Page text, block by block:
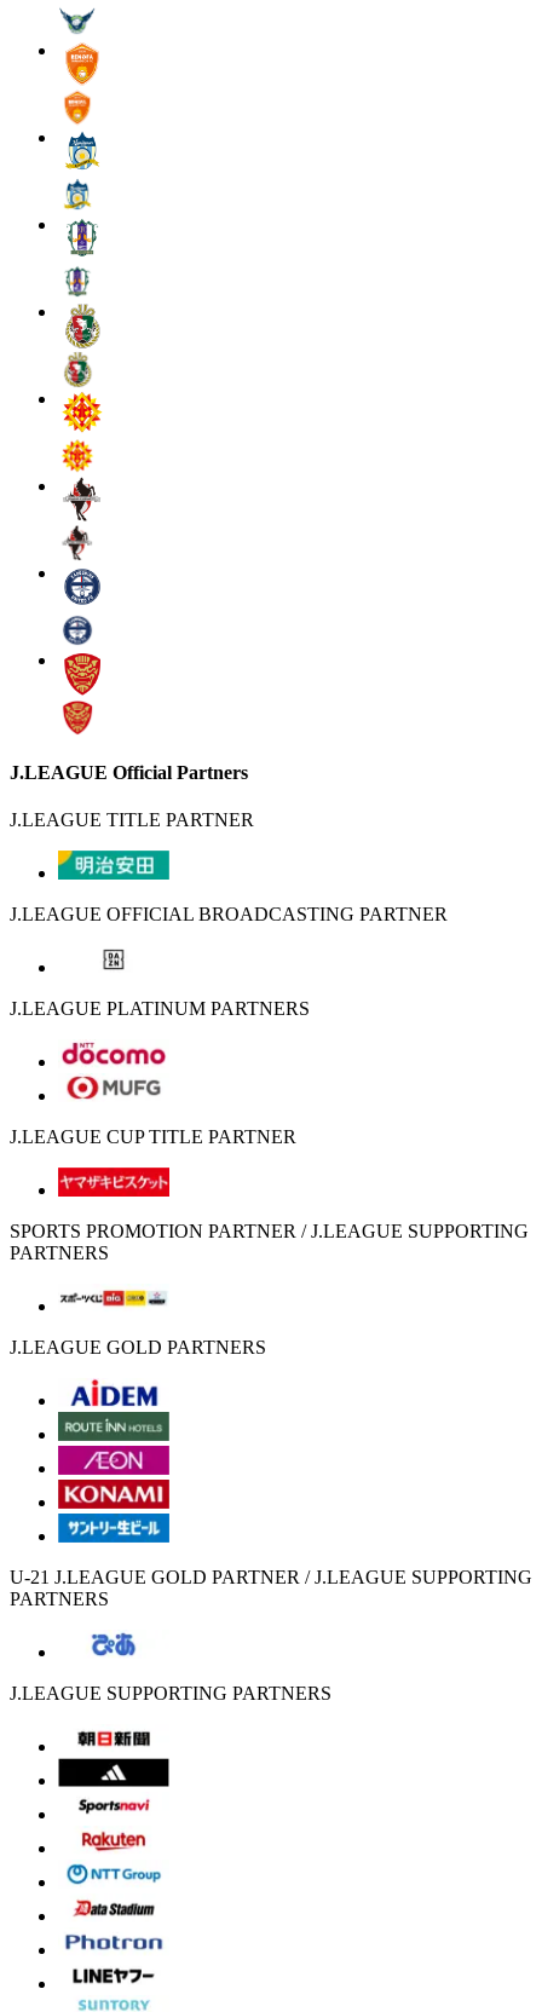
J.LEAGUE Official Partners
J.LEAGUE TITLE PARTNER
J.LEAGUE OFFICIAL BROADCASTING PARTNER
J.LEAGUE PLATINUM PARTNERS
J.LEAGUE CUP TITLE PARTNER
SPORTS PROMOTION PARTNER / J.LEAGUE SUPPORTING
PARTNERS
J.LEAGUE GOLD PARTNERS
U-21 J.LEAGUE GOLD PARTNER / J.LEAGUE SUPPORTING
PARTNERS
J.LEAGUE SUPPORTING PARTNERS